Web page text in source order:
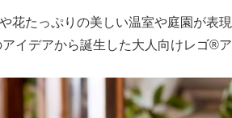
花たっぷりの美しい温室や庭園が表
イデアから誕生した大人向けレゴ®ア